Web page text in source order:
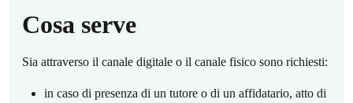
Cosa serve
Sia attraverso il canale digitale o il canale fisico sono richiesti:
in caso di presenza di un tutore o di un affidatario, atto di